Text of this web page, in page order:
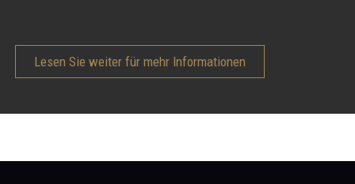
Lesen Sie weiter für mehr Informationen